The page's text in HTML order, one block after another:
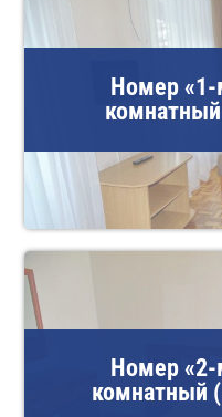
Номер
Номер
комнатный